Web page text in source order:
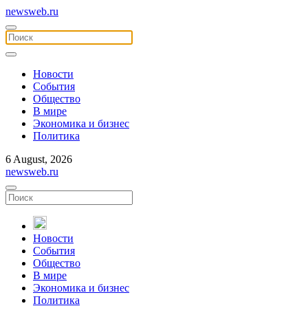
newsweb.ru
Новости
События
Общество
В мире
Экономика и бизнес
Политика
6 August, 2026
newsweb.ru
Новости
События
Общество
В мире
Экономика и бизнес
Политика